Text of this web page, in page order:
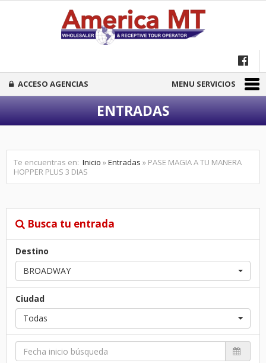
ACCESO AGENCIAS MENU SERVICIOS
ENTRADAS
Te encuentras en: Inicio »Entradas » PASE MAGIA A TU MANERA
HOPPER PLUS 3 DIAS
Busca tu entrada
Destino
BROADWAY
Ciudad
Todas